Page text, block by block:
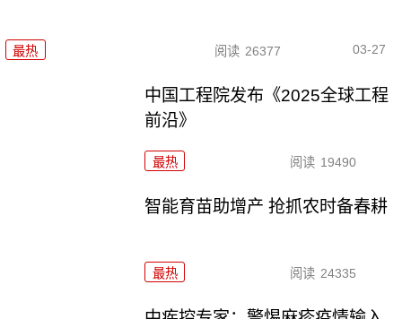
最热 阅读 26377 03-27
中国工程院发布《2025全球工程
前沿》
最热 阅读 19490
智能育苗助增产 抢抓农时备春耕
最热 阅读 24335